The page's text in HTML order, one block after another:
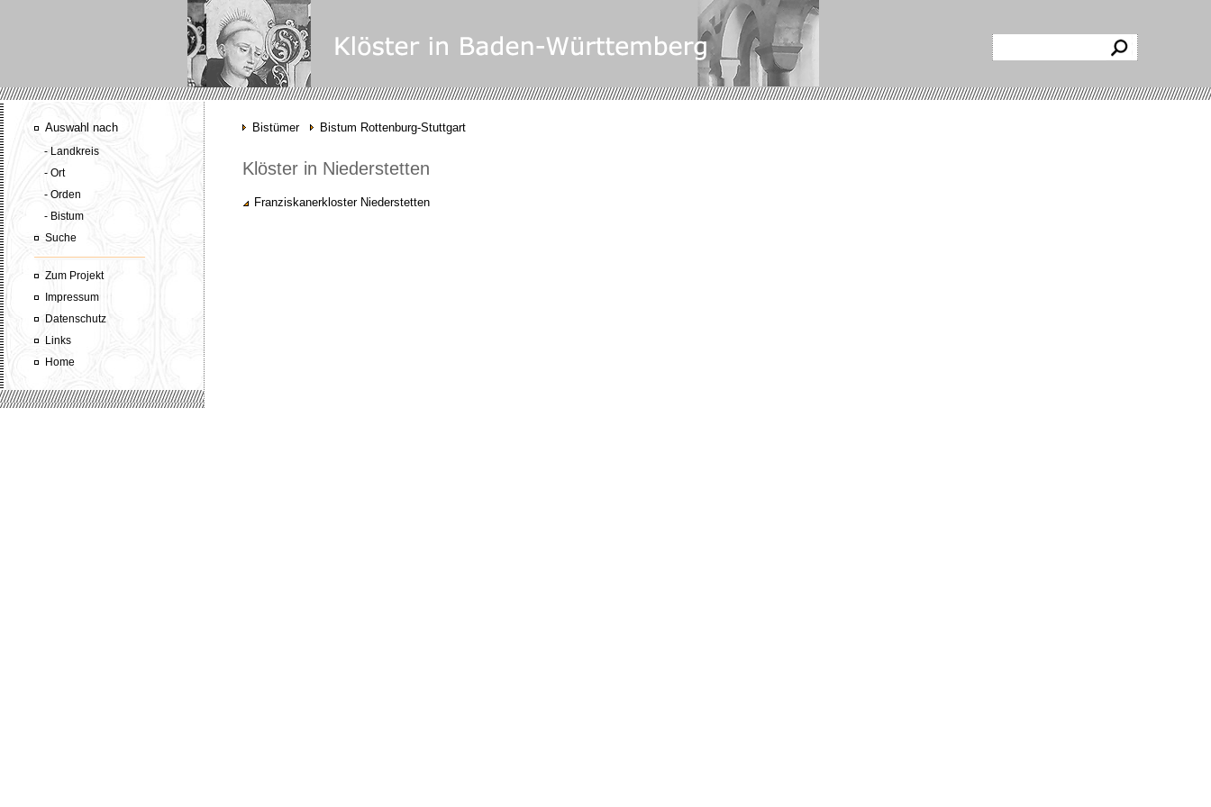
Auswahl nach
- Landkreis
- Ort
- Orden
- Bistum
Suche
Zum Projekt
Impressum
Datenschutz
Links
Home
Bistümer Bistum Rottenburg-Stuttgart
Klöster in Niederstetten
Franziskanerkloster Niederstetten